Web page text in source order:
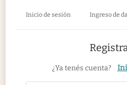
Inicio de sesión Ingreso de
¿Ya tenés cuenta?